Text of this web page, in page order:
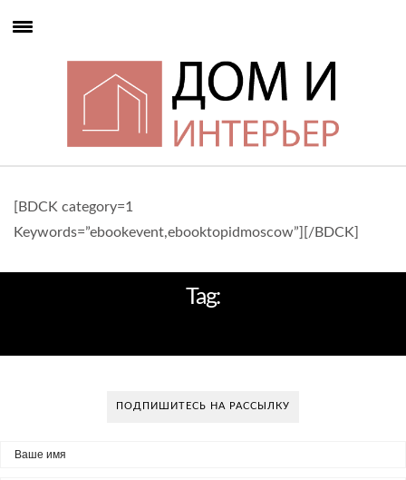
[BDCK category=1
Keywords=”ebookevent,ebooktopidmoscow”][/BDCK]
Tag:
ПОДПИШИТЕСЬ НА РАССЫЛКУ